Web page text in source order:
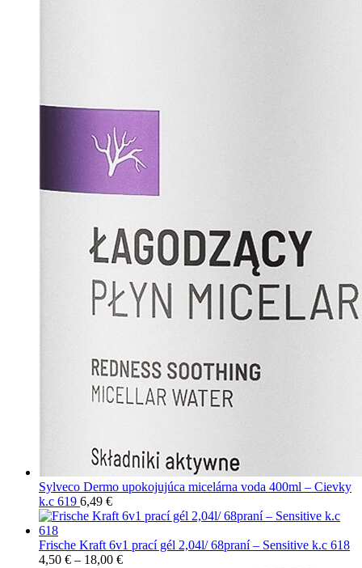
Sylveco Dermo upokojujúca micelárna voda 400ml – Cievky
k.c 619 6,49 €
Frische Kraft 6v1 prací gél 2,04l/ 68praní – Sensitive k.c 618
4,50 € – 18,00 €